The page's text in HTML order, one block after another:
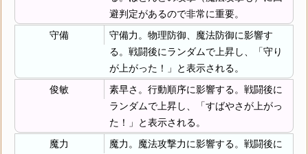
避判定があるので非常に重要。
守備
守備力。物理防御、魔法防御に影響す
る。戦闘後にランダムで上昇し、「守り
が上がった！」と表示される。
俊敏
素早さ。行動順序に影響する。戦闘後に
ランダムで上昇し、「すばやさが上がっ
た！」と表示される。
魔力
魔力。魔法攻撃力に影響する。戦闘後に